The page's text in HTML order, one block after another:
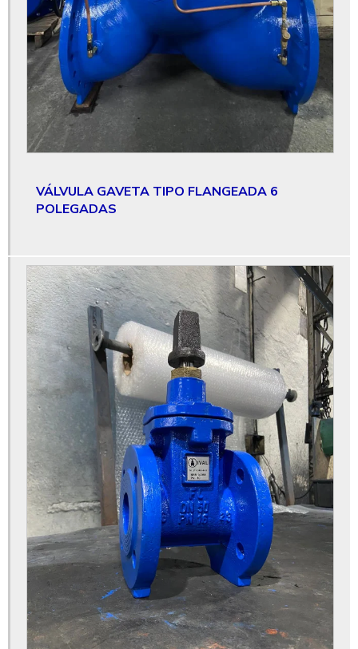
Válvula controladora de nível
Válvula de controle
Válvula de controle de fluxo
Válvula de controle de fluxo elétrica
Válvula controle de fluxo preço
Válvula de controle tipo globo
Válvula com flange
Válvula flangeada
Válvula gaveta
Válvula gaveta 6
Válvula gaveta 6 polegadas
Válvula gaveta de 6 polegadas preço
Válvula gaveta 8 polegadas
Válvula gaveta 8 polegadas preço
Válvula gaveta 8 preço
Válvula gaveta base atuador elétrico
Válvula gaveta base atuador pneumático
Válvula gaveta base atuadora
Válvula gaveta de bloqueio
VÁLVULA GAVETA TIPO FLANGEADA 6
POLEGADAS